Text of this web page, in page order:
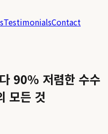
TestimonialsContact
90% 저렴한 수수
모든 것